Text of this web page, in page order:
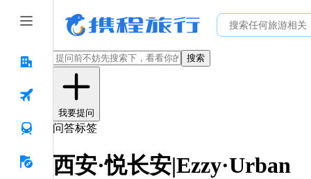
搜索
我要提问
问答标签
西安·悦长安|Ezzy·Urban